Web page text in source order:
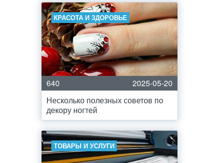
КРАСОТА И ЗДОРОВЬЕ
640
2025-05-20
Несколько полезных советов по
декору ногтей
ТОВАРЫ И УСЛУГИ